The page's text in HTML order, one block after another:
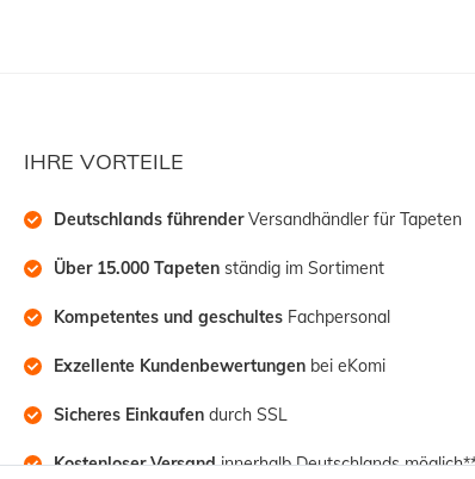
IHRE VORTEILE
Deutschlands führender Versandhändler für Tapeten
Über 15.000 Tapeten ständig im Sortiment
Kompetentes und geschultes Fachpersonal
Exzellente Kundenbewertungen bei eKomi
Sicheres Einkaufen durch SSL
Kostenloser Versand innerhalb Deutschlands